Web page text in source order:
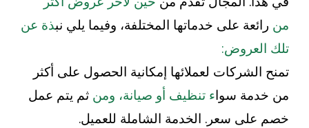
من رائعة على خدماتها المختلفة، وفيما يلي نبذة عن
تلك العروض:
تمنح الشركات لعملائها إمكانية الحصول على أكثر
من خدمة سواء تنظيف أو صيانة، ومن ثم يتم عمل
خصم على سعر. الخدمة الشاملة للعميل.